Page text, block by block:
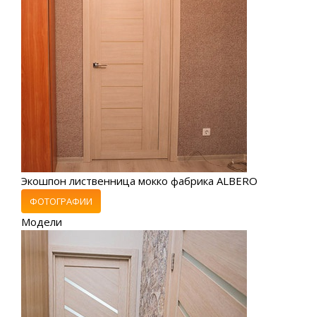
Экошпон лиственница мокко фабрика ALBERO
ФОТОГРАФИИ
Модели